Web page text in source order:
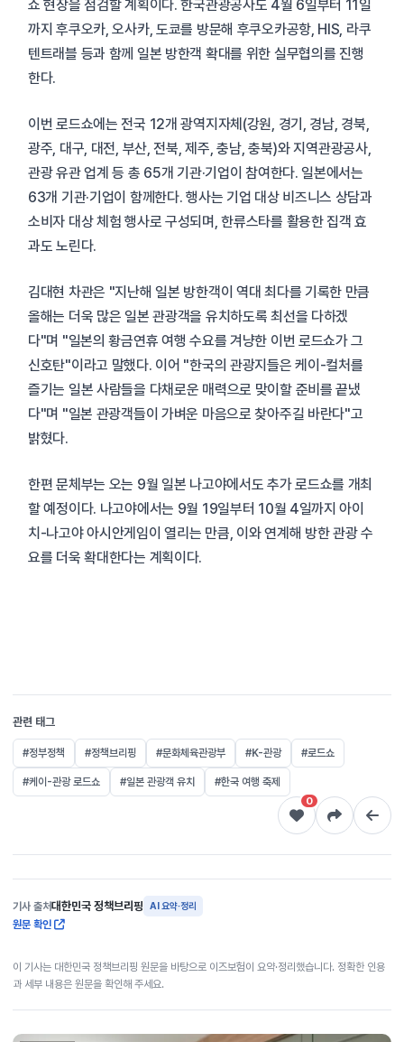
쇼 현장을 점검할 계획이다. 한국관광공사도 4월 6일부터 11일
까지 후쿠오카, 오사카, 도쿄를 방문해 후쿠오카공항, HIS, 라쿠
텐트래블 등과 함께 일본 방한객 확대를 위한 실무협의를 진행
한다.
이번 로드쇼에는 전국 12개 광역지자체(강원, 경기, 경남, 경북,
광주, 대구, 대전, 부산, 전북, 제주, 충남, 충북)와 지역관광공사,
관광 유관 업계 등 총 65개 기관·기업이 참여한다. 일본에서는
63개 기관·기업이 함께한다. 행사는 기업 대상 비즈니스 상담과
소비자 대상 체험 행사로 구성되며, 한류스타를 활용한 집객 효
과도 노린다.
김대현 차관은 "지난해 일본 방한객이 역대 최다를 기록한 만큼
올해는 더욱 많은 일본 관광객을 유치하도록 최선을 다하겠
다"며 "일본의 황금연휴 여행 수요를 겨냥한 이번 로드쇼가 그
신호탄"이라고 말했다. 이어 "한국의 관광지들은 케이-컬처를
즐기는 일본 사람들을 다채로운 매력으로 맞이할 준비를 끝냈
다"며 "일본 관광객들이 가벼운 마음으로 찾아주길 바란다"고
밝혔다.
한편 문체부는 오는 9월 일본 나고야에서도 추가 로드쇼를 개최
할 예정이다. 나고야에서는 9월 19일부터 10월 4일까지 아이
치-나고야 아시안게임이 열리는 만큼, 이와 연계해 방한 관광 수
요를 더욱 확대한다는 계획이다.
관련 태그
#정부정책 #정책브리핑 #문화체육관광부 #K-관광 #로드쇼
#케이-관광 로드쇼 #일본 관광객 유치
#한국 여행 축제
0
기사 출처대한민국 정책브리핑 AI 요약·정리
원문 확인
이 기사는 대한민국 정책브리핑 원문을 바탕으로 이즈보험이 요약·정리했습니다. 정확한 인용
과 세부 내용은 원문을 확인해 주세요.